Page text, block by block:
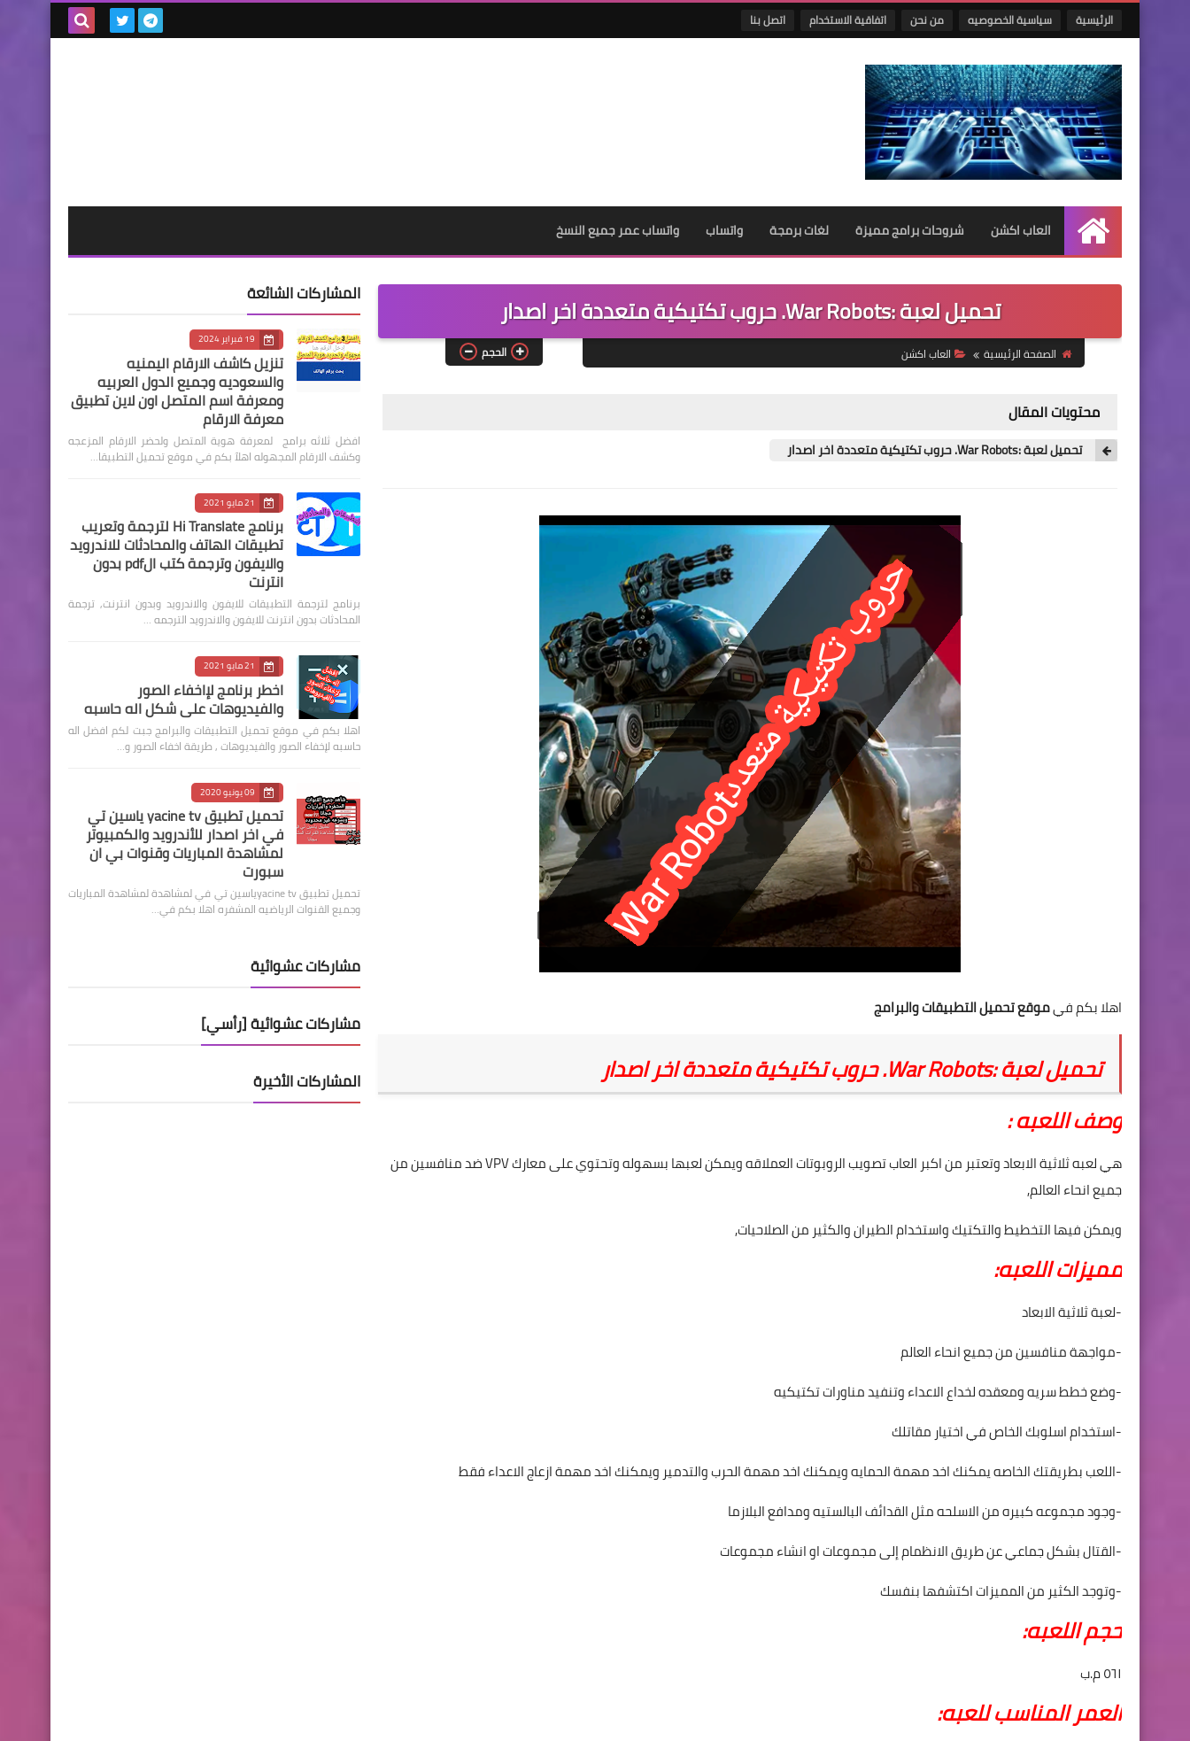
الرئيسية سياسية الخصوصيه من نحن اتفاقية الاستخدام اتصل بنا
الرئيسية
العاب اكشن شروحات برامج مميزة لغات برمجة واتساب واتساب عمر جميع النسخ
تحميل لعبة :War Robots. حروب تكتيكية متعددة اخر اصدار
الصفحة الرئيسية العاب اكشن الحجم
محتويات المقال
تحميل لعبة :War Robots. حروب تكتيكية متعددة اخر اصدار
اهلا بكم فيموقع تحميل التطبيقات والبرامج
تحميل لعبة :War Robots. حروب تكتيكية متعددة اخر اصدار
وصف اللعبه :
هي لعبه ثلاثية الابعاد وتعتبر من اكبر العاب تصويب الروبوتات العملاقه ويمكن لعبها بسهوله وتحتوي على معارك VPV ضد منافسين من
جميع انحاء العالم,
ويمكن فيها التخطيط والتكتيك واستخدام الطيران والكثير من الصلاحيات,
مميزات اللعبه:
-لعبة ثلاثية الابعاد
-مواجهة منافسين من جميع انحاء العالم
-وضع خطط سريه ومعقده لخداع الاعداء وتنفيد مناورات تكتيكيه
-استخدام اسلوبك الخاص في اختيار مقاتلك
-اللعب بطريقتك الخاصه يمكنك اخد مهمة الحمايه ويمكنك اخد مهمة الحرب والتدمير ويمكنك اخد مهمة ازعاج الاعداء فقط
-وجود مجموعه كبيره من الاسلحه مثل القدائف البالستيه ومدافع البلازما
-القتال بشكل جماعي عن طريق الانظمام إلى مجموعات او انشاء مجموعات
-وتوجد الكثير من المميزات اكتشفها بنفسك
حجم اللعبه:
٥٦١ ‏م.ب
العمر المناسب للعبه:
المشاركات الشائعة
19 فبراير 2024
تنزيل كاشف الارقام اليمنيه
والسعوديه وجميع الدول العربيه
ومعرفة اسم المتصل اون لاين تطبيق
معرفة الارقام
افضل ثلاثه برامج لمعرفة هوية المتصل ولحضر الارقام المزعجه
وكشف الارقام المجهوله اهلآ بكم في موقع تحميل التطبيقا…
21 مايو 2021
برنامج Hi Translate لترجمة وتعريب
تطبيقات الهاتف والمحادثات للاندرويد
والايفون وترجمة كتب الpdf بدون
انترنت
برنامج لترجمة التطبيقات للايفون والاندرويد وبدون انترنت, ترجمة
المحادثات بدون انترنت للايفون والاندرويد الترجمه …
21 مايو 2021
اخطر برنامج لإاخفاء الصور
والفيديوهات على شكل اله حاسبه
اهلا بكم في موقع تحميل التطبيقات والبرامج جبت لكم افضل اله
حاسبه لإخفاء الصور والفيديوهات , طريقة اخفاء الصور و…
09 يونيو 2020
تحميل تطبيق yacine tv ياسين تي
في اخر اصدار للأندرويد والكمبيوتر
لمشاهدة المباريات وقنوات بي ان
سبورت
تحميل تطبيق yacine tvياسين تي في لمشاهدة لمشاهدة المباريات
وجميع القنوات الرياضيه المشفره اهلا بكم في…
مشاركات عشوائية
مشاركات عشوائية [رأسي]
المشاركات الأخيرة